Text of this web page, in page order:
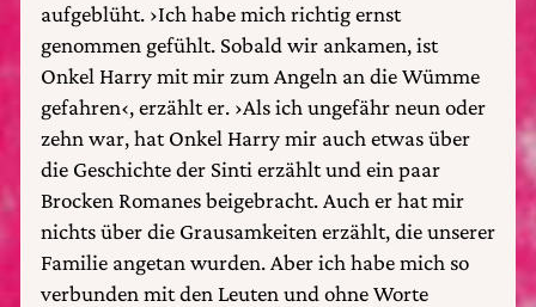
aufgeblüht. ›Ich habe mich richtig ernst
genommen gefühlt. Sobald wir ankamen, ist
Onkel Harry mit mir zum Angeln an die Wümme
gefahren‹, erzählt er. ›Als ich ungefähr neun oder
zehn war, hat Onkel Harry mir auch etwas über
die Geschichte der Sinti erzählt und ein paar
Brocken Romanes beigebracht. Auch er hat mir
nichts über die Grausamkeiten erzählt, die unserer
Familie angetan wurden. Aber ich habe mich so
verbunden mit den Leuten und ohne Worte